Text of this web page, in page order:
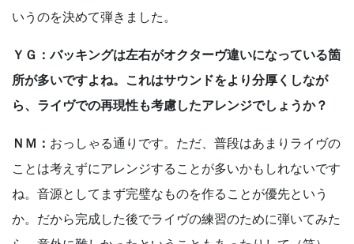
いうのを決めて弾きました。
ＹＧ：バッキングは左右がオクターヴ違いになっている箇
所が多いですよね。これはサウンドをより分厚くしなが
ら、ライヴでの再現性も考慮したアレンジでしょうか？
ＮＭ： おっしゃる通りです。ただ、普段はあまりライヴの
ことは考えずにアレンジすることが多いかもしれないです
ね。音源としてまず完璧なものを作ることが優先という
か。だから完成した後でライヴの練習のために弾いてみた